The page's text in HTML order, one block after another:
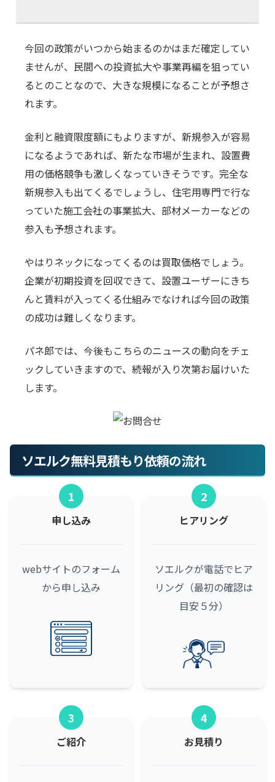
今回の政策がいつから始まるのかはまだ確定してい
ませんが、民間への投資拡大や事業再編を狙ってい
るとのことなので、大きな規模になることが予想さ
れます。
金利と融資限度額にもよりますが、新規参入が容易
になるようであれば、新たな市場が生まれ、設置費
用の価格競争も激しくなっていきそうです。完全な
新規参入も出てくるでしょうし、住宅用専門で行な
っていた施工会社の事業拡大、部材メーカーなどの
参入も予想されます。
やはりネックになってくるのは買取価格でしょう。
企業が初期投資を回収できて、設置ユーザーにきち
んと賃料が入ってくる仕組みでなければ今回の政策
の成功は難しくなります。
パネ郎では、今後もこちらのニュースの動向をチェ
ックしていきますので、続報が入り次第お届けいた
します。
ソエルク無料見積もり依頼の流れ
1
申し込み
webサイトのフォーム
から申し込み
2
ヒアリング
ソエルクが電話でヒア
リング（最初の確認は
目安５分）
3
ご紹介
4
お見積り